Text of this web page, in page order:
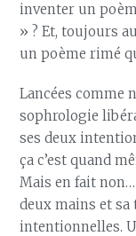
inventer un
» ? Et, toujours
un poème rimé
Lancées comme
sophrologie
ses deux
ça c’est quand
Mais en fait
deux mains et sa
intentionnelles.